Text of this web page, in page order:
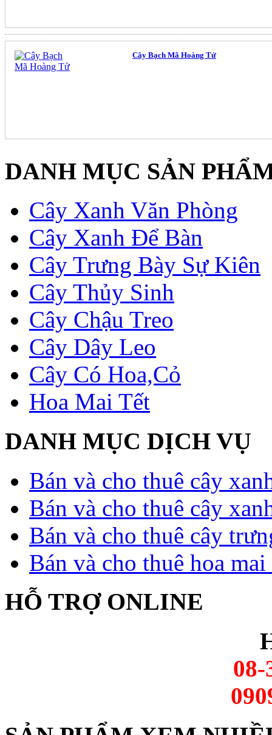
Cây Bạch Mã Hoàng Tử
DANH MỤC SẢN
Cây Xanh Văn Phòng
Cây Xanh Để Bàn
Cây Trưng Bày Sự Kiên
Cây Thủy Sinh
Cây Chậu Treo
Cây Dây Leo
Cây Có Hoa,Cỏ
Hoa Mai Tết
DANH MỤC DỊCH VỤ
Bán và cho thuê cây
Bán và cho thuê cây
Bán và cho thuê cây
Bán và cho thuê hoa mai
HỖ TRỢ ONLINE
08-